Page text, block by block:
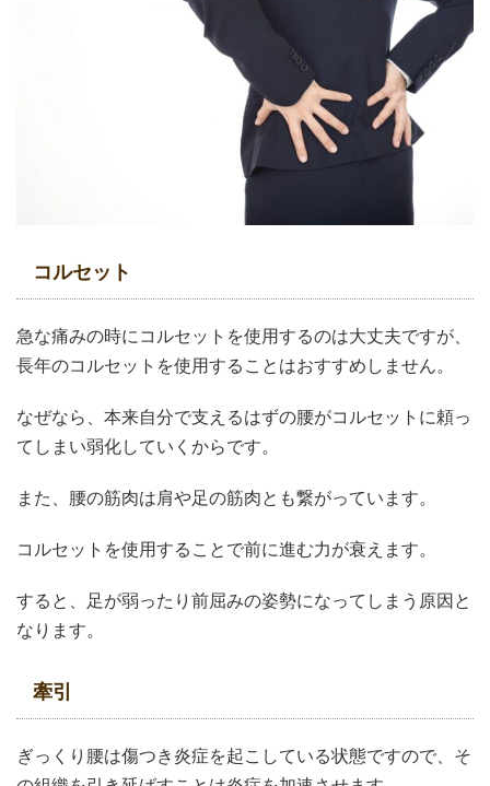
コルセット
急な痛みの時にコルセットを使用するのは大丈夫ですが、
長年のコルセットを使用することはおすすめしません。
なぜなら、本来自分で支えるはずの腰がコルセットに頼っ
てしまい弱化していくからです。
また、腰の筋肉は肩や足の筋肉とも繋がっています。
コルセットを使用することで前に進む力が衰えます。
すると、足が弱ったり前屈みの姿勢になってしまう原因と
なります。
牽引
ぎっくり腰は傷つき炎症を起こしている状態ですので、そ